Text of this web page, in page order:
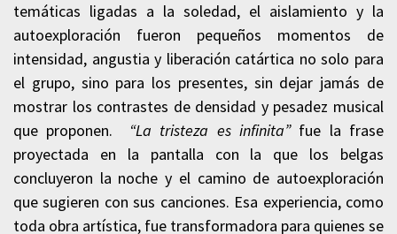
temáticas ligadas a la soledad, el aislamiento y la
autoexploración fueron pequeños momentos de
intensidad, angustia y liberación catártica no solo para
el grupo, sino para los presentes, sin dejar jamás de
mostrar los contrastes de densidad y pesadez musical
que proponen. “La tristeza es infinita” fue la frase
proyectada en la pantalla con la que los belgas
concluyeron la noche y el camino de autoexploración
que sugieren con sus canciones. Esa experiencia, como
toda obra artística, fue transformadora para quienes se